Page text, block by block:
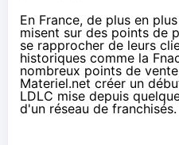
En France, de plus en
misent sur des points de
se rapprocher de leurs
historiques comme la
nombreux points de
Materiel.net créer un
LDLC mise depuis
d'un réseau de franchisés.